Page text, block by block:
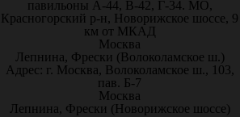
павильоны А-44, В-42, Г-34. МО,
Красногорский р-н, Новорижское шоссе, 9
км от МКАД
Москва
Лепнина, Фрески (Волоколамское ш.)
Адрес: г. Москва, Волоколамское ш., 103,
пав. Б-7
Москва
Лепнина, Фрески (Новорижское шоссе)